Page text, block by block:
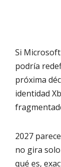
Si
podría
próxima
identidad
2027
no gira
qué es,